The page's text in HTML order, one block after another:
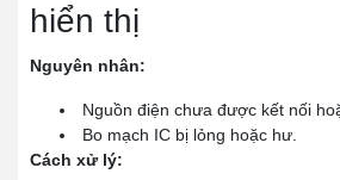
hiển thị
Nguyên nhân:
Nguồn điện chưa được kết nối
Bo mạch IC bị lỏng hoặc hư.
Cách xử lý: